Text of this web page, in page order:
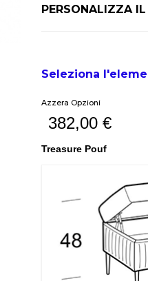
PERSONALIZZA
Seleziona
Azzera Opzioni
382,00 €
Treasure Pouf